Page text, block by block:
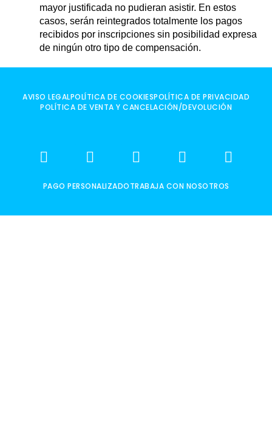
mayor justificada no pudieran asistir. En estos
casos, serán reintegrados totalmente los pagos
recibidos por inscripciones sin posibilidad expresa
de ningún otro tipo de compensación.
AVISO LEGALPOLÍTICA DE COOKIESPOLÍTICA DE PRIVACIDAD
POLÍTICA DE VENTA Y CANCELACIÓN/DEVOLUCIÓN
PAGO PERSONALIZADOTRABAJA CON NOSOTROS